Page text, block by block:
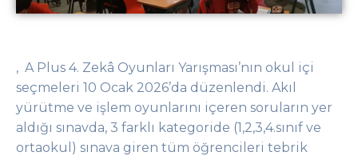
, A Plus 4. Zekâ Oyunları Yarışması’nın okul içi
seçmeleri 10 Ocak 2026’da düzenlendi. Akıl
yürütme ve işlem oyunlarını içeren soruların yer
aldığı sınavda, 3 farklı kategoride (1,2,3,4.sınıf ve
ortaokul) sınava giren tüm öğrencileri tebrik